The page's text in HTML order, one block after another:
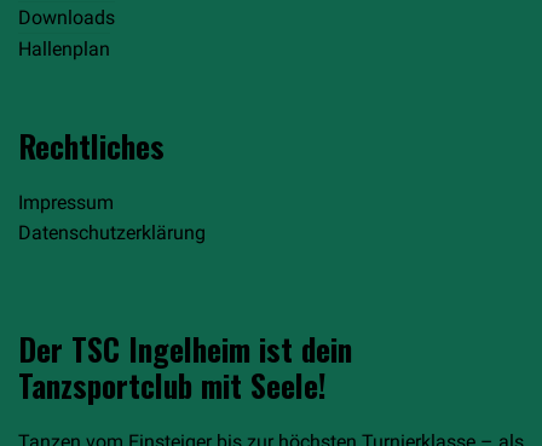
Downloads
Hallenplan
Rechtliches
Impressum
Datenschutzerklärung
Der TSC Ingelheim ist dein
Tanzsportclub mit Seele!